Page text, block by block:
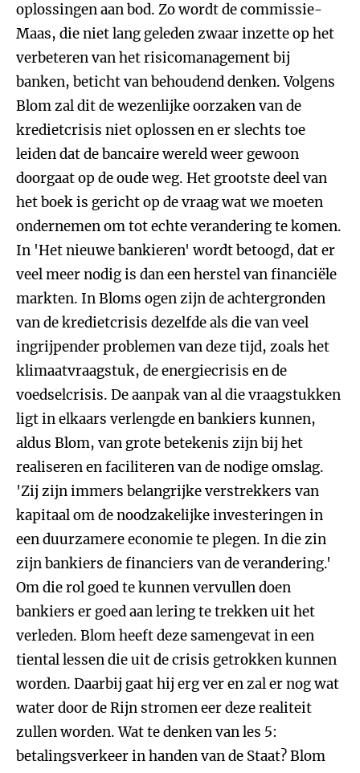
oplossingen aan bod. Zo wordt de commissie-
Maas, die niet lang geleden zwaar inzette op het
verbeteren van het risicomanagement bij
banken, beticht van behoudend denken. Volgens
Blom zal dit de wezenlijke oorzaken van de
kredietcrisis niet oplossen en er slechts toe
leiden dat de bancaire wereld weer gewoon
doorgaat op de oude weg. Het grootste deel van
het boek is gericht op de vraag wat we moeten
ondernemen om tot echte verandering te komen.
In 'Het nieuwe bankieren' wordt betoogd, dat er
veel meer nodig is dan een herstel van financiële
markten. In Bloms ogen zijn de achtergronden
van de kredietcrisis dezelfde als die van veel
ingrijpender problemen van deze tijd, zoals het
klimaatvraagstuk, de energiecrisis en de
voedselcrisis. De aanpak van al die vraagstukken
ligt in elkaars verlengde en bankiers kunnen,
aldus Blom, van grote betekenis zijn bij het
realiseren en faciliteren van de nodige omslag.
'Zij zijn immers belangrijke verstrekkers van
kapitaal om de noodzakelijke investeringen in
een duurzamere economie te plegen. In die zin
zijn bankiers de financiers van de verandering.'
Om die rol goed te kunnen vervullen doen
bankiers er goed aan lering te trekken uit het
verleden. Blom heeft deze samengevat in een
tiental lessen die uit de crisis getrokken kunnen
worden. Daarbij gaat hij erg ver en zal er nog wat
water door de Rijn stromen eer deze realiteit
zullen worden. Wat te denken van les 5:
betalingsverkeer in handen van de Staat? Blom